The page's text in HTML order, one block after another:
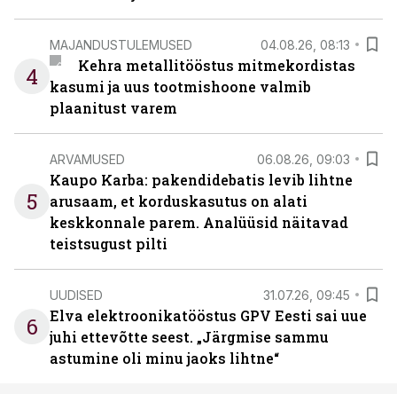
4
MAJANDUSTULEMUSED 04.08.26, 08:13
Kehra metallitööstus mitmekordistas
kasumi ja uus tootmishoone valmib
plaanitust varem
5
ARVAMUSED 06.08.26, 09:03
Kaupo Karba: pakendidebatis levib lihtne
arusaam, et korduskasutus on alati
keskkonnale parem. Analüüsid näitavad
teistsugust pilti
6
UUDISED 31.07.26, 09:45
Elva elektroonikatööstus GPV Eesti sai uue
juhi ettevõtte seest. „Järgmise sammu
astumine oli minu jaoks lihtne“